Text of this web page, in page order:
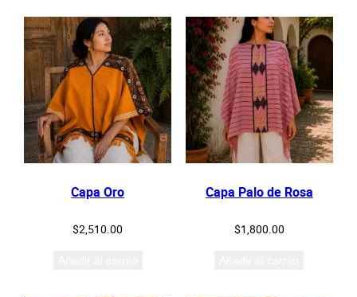
Capa Oro
$2,510.00
Capa Palo de Rosa
$1,800.00